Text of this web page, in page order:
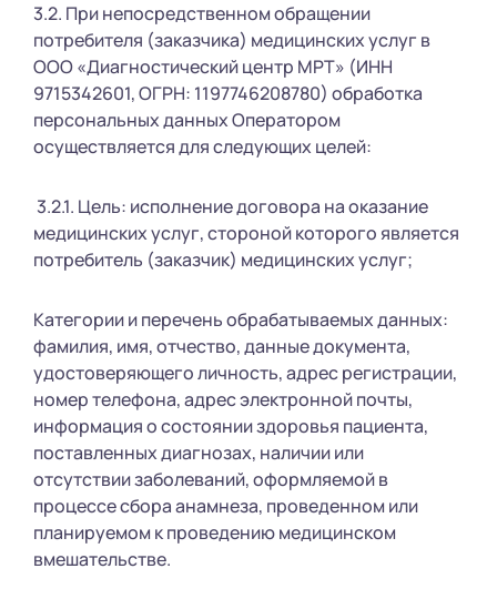
3.2. При непосредственном обращении
потребителя (заказчика) медицинских услуг в
ООО «Диагностический центр МРТ» (ИНН
9715342601, ОГРН: 1197746208780) обработка
персональных данных Оператором
осуществляется для следующих целей:
3.2.1. Цель: исполнение договора на оказание
медицинских услуг, стороной которого является
потребитель (заказчик) медицинских услуг;
Категории и перечень обрабатываемых данных:
фамилия, имя, отчество, данные документа,
удостоверяющего личность, адрес регистрации,
номер телефона, адрес электронной почты,
информация о состоянии здоровья пациента,
поставленных диагнозах, наличии или
отсутствии заболеваний, оформляемой в
процессе сбора анамнеза, проведенном или
планируемом к проведению медицинском
вмешательстве.